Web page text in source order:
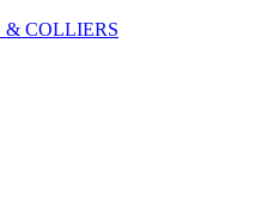
& COLLIERS